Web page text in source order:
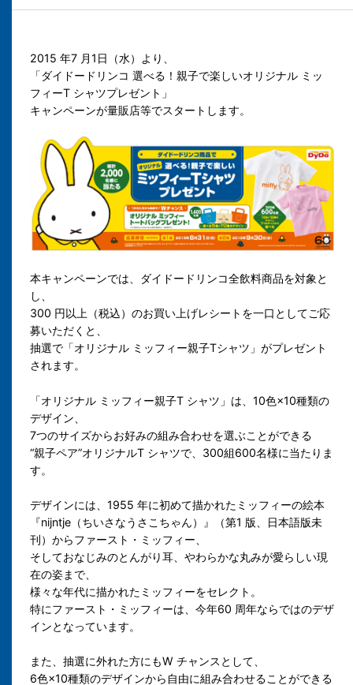
2015 年7 月1日（水）より、
「ダイドードリンコ 選べる！親子で楽しいオリジナル ミッ
フィーT シャツプレゼント」
キャンペーンが量販店等でスタートします。
本キャンペーンでは、ダイドードリンコ全飲料商品を対象と
し、
300 円以上（税込）のお買い上げレシートを一口としてご応
募いただくと、
抽選で「オリジナル ミッフィー親子Tシャツ」がプレゼント
されます。
「オリジナル ミッフィー親子T シャツ」は、10色×10種類の
デザイン、
7つのサイズからお好みの組み合わせを選ぶことができる
“親子ペア”オリジナルT シャツで、300組600名様に当たりま
す。
デザインには、1955 年に初めて描かれたミッフィーの絵本
『nijntje（ちいさなうさこちゃん）』（第1 版、日本語版未
刊）からファースト・ミッフィー、
そしておなじみのとんがり耳、やわらかな丸みが愛らしい現
在の姿まで、
様々な年代に描かれたミッフィーをセレクト。
特にファースト・ミッフィーは、今年60 周年ならではのデザ
インとなっています。
また、抽選に外れた方にもW チャンスとして、
6色×10種類のデザインから自由に組み合わせることができる